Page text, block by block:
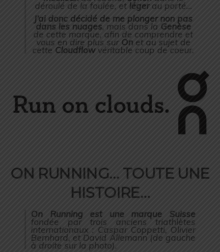
déroulé de la foulée, et légerau porté…
J’ai donc décidé de me plonger non pas
dans les nuages, mais dans la Genèse
de cette marque, afin de comprendre et
vous en dire plus sur Onet au sujet de
cette Cloudflowvéritable coup de coeur.
ON RUNNING… TOUTE UNE
HISTOIRE…
On Running est une marque Suisse
fondée par trois anciens triathlètes
internationaux : Caspar Coppetti, Olivier
Bernhard, et David Allemann (de gauche
à droite sur la photo).